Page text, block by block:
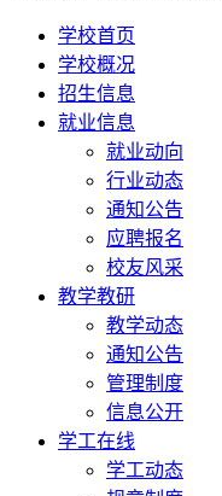
学校首页
学校概况
招生信息
就业信息
就业动向
行业动态
通知公告
应聘报名
校友风采
教学教研
教学动态
通知公告
管理制度
信息公开
学工在线
学工动态